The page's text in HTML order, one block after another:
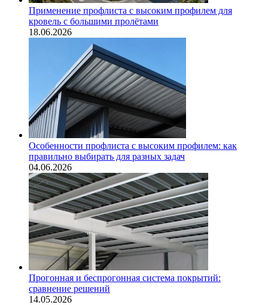
Применение профлиста с высоким профилем для
кровель с большими пролётами
18.06.2026
Особенности профлиста с высоким профилем: как
правильно выбирать для разных задач
04.06.2026
Прогонная и беспрогонная система покрытий:
сравнение решений
14.05.2026